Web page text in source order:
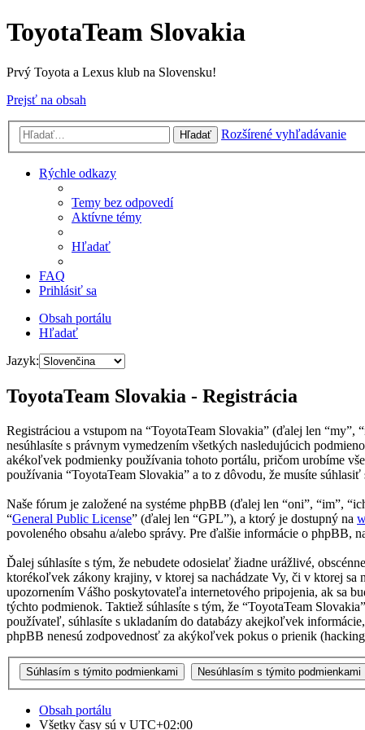
ToyotaTeam Slovakia
Prvý Toyota a Lexus klub na Slovensku!
Prejsť na obsah
Hľadať Rozšírené vyhľadávanie
Rýchle odkazy
Temy bez odpovedí
Aktívne témy
Hľadať
FAQ
Prihlásiť sa
Obsah portálu
Hľadať
Jazyk:
ToyotaTeam Slovakia - Registrácia
Registráciou a vstupom na “ToyotaTeam Slovakia” (ďalej len
nesúhlasíte s právnym vymedzením všetkých nasledujúcich
akékoľvek podmienky používania tohoto portálu, pričom urobíme
používania “ToyotaTeam Slovakia” a to z dôvodu, že musíte
Naše fórum je založené na systéme phpBB (ďalej len “oni”, “im”,
“General Public License” (ďalej len “GPL”), a ktorý je dostupný na
povoleného obsahu a/alebo správy. Pre ďalšie informácie o phpBB,
Ďalej súhlasíte s tým, že nebudete odosielať žiadne urážlivé,
ktorékoľvek zákony krajiny, v ktorej sa nachádzate Vy, či v ktorej sa
upozornením Vášho poskytovateľa internetového pripojenia, ak sa
týchto podmienok. Taktiež súhlasíte s tým, že “ToyotaTeam
používateľ, súhlasíte s ukladaním do databázy akejkoľvek
phpBB nenesú zodpovednosť za akýkoľvek pokus o prienik
Obsah portálu
Všetky časy sú v UTC+02:00